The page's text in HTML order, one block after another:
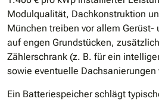
Modulqualität, Dachkonstruktion
München treiben vor allem Gerüst-
auf engen Grundstücken,
Zählerschrank (z. B. für ein
sowie eventuelle Dachsanierungen
Ein Batteriespeicher schlägt